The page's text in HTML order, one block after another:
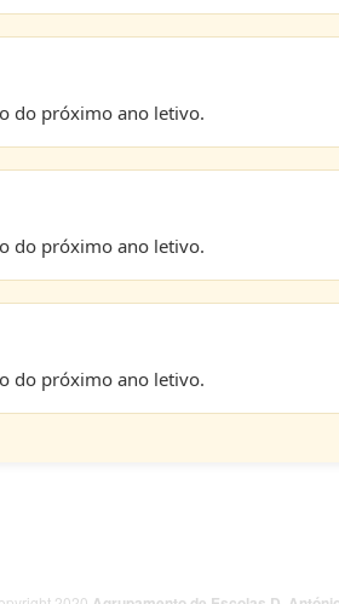
do próximo ano letivo.
do próximo ano letivo.
do próximo ano letivo.